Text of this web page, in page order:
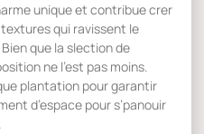
unique et contribue crer
qui ravissent le
que la slection de
ne l’est pas moins.
plantation pour garantir
d’espace pour s’panouir